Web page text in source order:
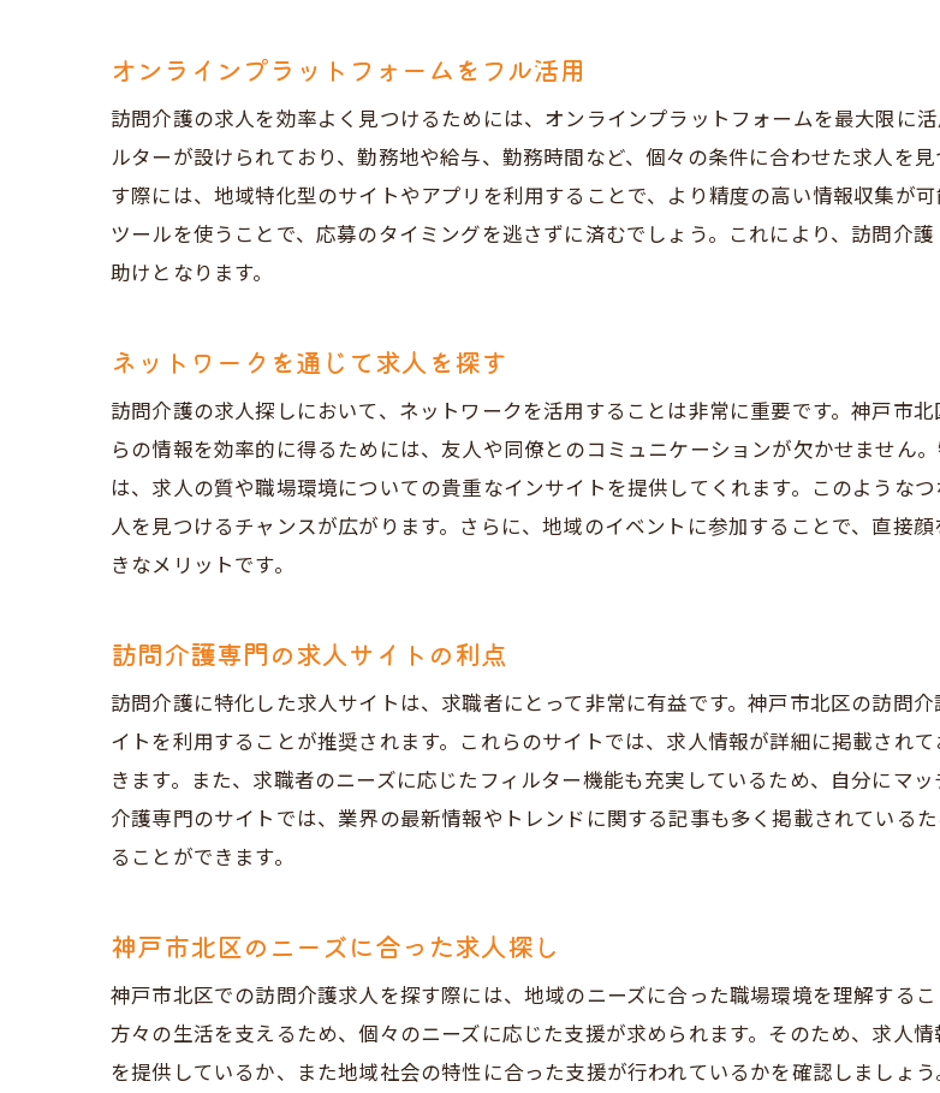
求人票の読み解き方と注意点
面接で確認すべき質問リスト
訪問介護に求められるスキルセット
神戸市北区での資格取得支援制度
スタッフの声を参考にする
長く働ける職場環境の条件
職場の研修制度とサポート体制
地域との連携が強い職場の魅力
利用者と築く信頼関係の重要性
地域社会に溶け込む働き方
地域特有の訪問介護サービス
地域社会に貢献する喜び
訪問介護での自己成長の機会
オンラインプラットフォームをフル活用
訪問介護の求人を効率よく見つけるためには、オンラインプラットフォームを最大限に
ルターが設けられており、勤務地や給与、勤務時間など、個々の条件に合わせた求人を
す際には、地域特化型のサイトやアプリを利用することで、より精度の高い情報収集が
ツールを使うことで、応募のタイミングを逃さずに済むでしょう。これにより、訪問介
助けとなります。
ネットワークを通じて求人を探す
訪問介護の求人探しにおいて、ネットワークを活用することは非常に重要です。神戸市
らの情報を効率的に得るためには、友人や同僚とのコミュニケーションが欠かせません
は、求人の質や職場環境についての貴重なインサイトを提供してくれます。このような
人を見つけるチャンスが広がります。さらに、地域のイベントに参加することで、直接
きなメリットです。
訪問介護専門の求人サイトの利点
訪問介護に特化した求人サイトは、求職者にとって非常に有益です。神戸市北区の訪問
イトを利用することが推奨されます。これらのサイトでは、求人情報が詳細に掲載され
きます。また、求職者のニーズに応じたフィルター機能も充実しているため、自分にマ
介護専門のサイトでは、業界の最新情報やトレンドに関する記事も多く掲載されている
ることができます。
神戸市北区のニーズに合った求人探し
神戸市北区での訪問介護求人を探す際には、地域のニーズに合った職場環境を理解する
方々の生活を支えるため、個々のニーズに応じた支援が求められます。そのため、求人
を提供しているか、また地域社会の特性に合った支援が行われているかを確認しましょ